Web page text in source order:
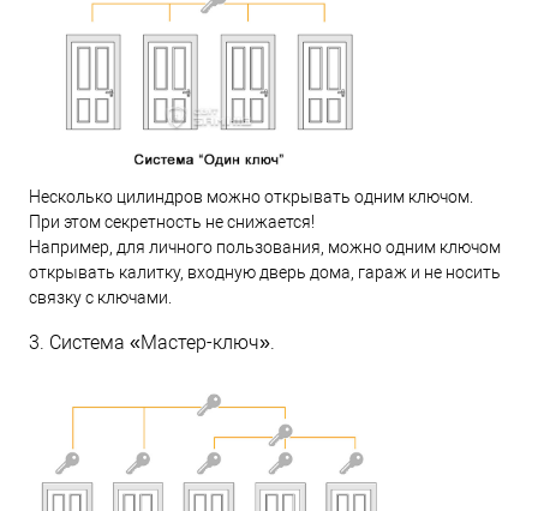
Несколько цилиндров можно открывать одним ключом.
При этом секретность не снижается!
Например, для личного пользования, можно одним ключом
открывать калитку, входную дверь дома, гараж и не носить
связку с ключами.
3. Система «Мастер-ключ».